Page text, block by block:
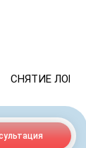
СНЯТИЕ ЛОМКИ